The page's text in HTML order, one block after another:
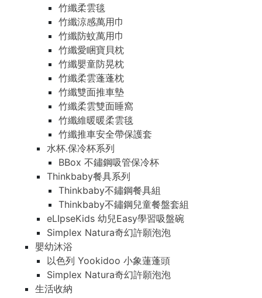
竹纖柔雲毯
竹纖涼感萬用巾
竹纖防蚊萬用巾
竹纖愛睏寶貝枕
竹纖嬰童防晃枕
竹纖柔雲蓬蓬枕
竹纖雙面推車墊
竹纖柔雲雙面睡窩
竹纖維暖暖柔雲毯
竹纖推車安全帶保護套
水杯.保冷杯系列
BBox 不鏽鋼吸管保冷杯
Thinkbaby餐具系列
Thinkbaby不鏽鋼餐具組
Thinkbaby不鏽鋼兒童餐盤套組
eLIpseKids 幼兒Easy學習吸盤碗
Simplex Natura奇幻許願泡泡
嬰幼沐浴
以色列 Yookidoo 小象蓮蓬頭
Simplex Natura奇幻許願泡泡
生活收納